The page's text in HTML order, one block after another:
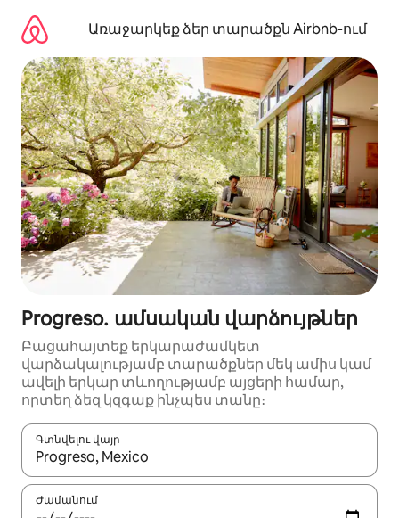
բովանդակությանըԱռաջարկեք ձեր տարածքն Airbnb-ում
Progreso․ ամսական վարձույթներ
Բացահայտեք երկարաժամկետ
վարձակալությամբ տարածքներ մեկ ամիս կամ
ավելի երկար տևողությամբ այցերի համար,
որտեղ ձեզ կզգաք ինչպես տանը։
Գտնվելու վայր
Երբ արդյունքները հասանելի լինեն, սլաքների
Ժամանում